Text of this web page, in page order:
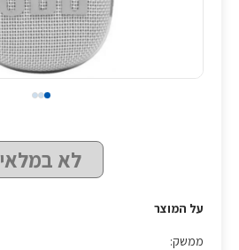
לא במלאי
על המוצר
ממשק: